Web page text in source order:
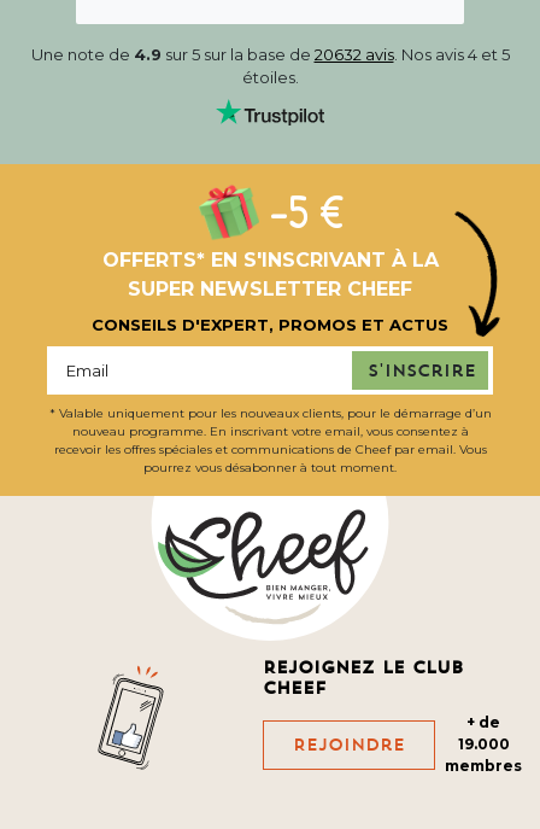
Une note de 4.9 sur 5 sur la base de 20632 avis. Nos avis 4 et 5
étoiles.
-5 €
OFFERTS* EN S'INSCRIVANT À LA
SUPER NEWSLETTER CHEEF
CONSEILS D'EXPERT, PROMOS ET ACTUS
S'inscrire
* Valable uniquement pour les nouveaux clients, pour le démarrage d’un
nouveau programme. En inscrivant votre email, vous consentez à
recevoir les offres spéciales et communications de Cheef par email. Vous
pourrez vous désabonner à tout moment.
Rejoignez le club
cheef
Rejoindre
+ de
19.000
membres